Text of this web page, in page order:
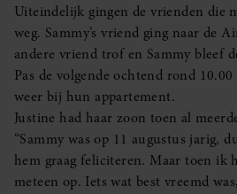
Uiteindelijk gingen de vrienden die
weg. Sammy’s vriend ging naar de
andere vriend trof en Sammy bleef
Pas de volgende ochtend rond
weer bij hun appartement.
Justine had haar zoon toen al
“Sammy was op 11 augustus jarig,
hem graag feliciteren. Maar toen ik
meteen op. Iets wat best vreemd